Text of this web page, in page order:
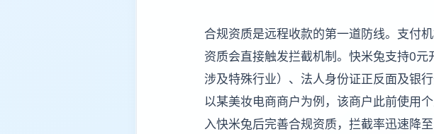
合规资质是远程收款的第一道防线。支付
资质会直接触发拦截机制。快米兔支持0
涉及特殊行业）、法人身份证正反面及银
以某美妆电商商户为例，该商户此前使用
入快米兔后完善合规资质，拦截率迅速降